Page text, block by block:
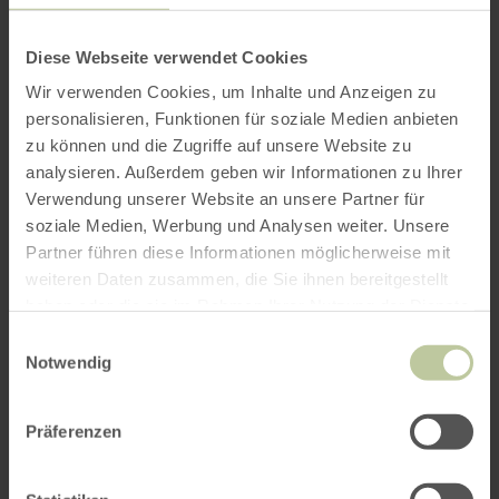
Diese Webseite verwendet Cookies
Wir verwenden Cookies, um Inhalte und Anzeigen zu
personalisieren, Funktionen für soziale Medien anbieten
zu können und die Zugriffe auf unsere Website zu
analysieren. Außerdem geben wir Informationen zu Ihrer
Verwendung unserer Website an unsere Partner für
soziale Medien, Werbung und Analysen weiter. Unsere
Partner führen diese Informationen möglicherweise mit
weiteren Daten zusammen, die Sie ihnen bereitgestellt
Notwendig
Präferenzen
am Wegesrand lüften, etwas über heilende,
giftige und leckere Pflanzen erfahren, die
Spuren der Wildtiere im Nationalpark lesen, die
Neugier auf die Schönheiten der Natur
entwickeln, etwas über das Zusammenspiel der
Naturelemente erfahren oder einfach nur eine
(ent-)spannende Zeit gemeinsam mit der
Familie im Wald verbringen.
vor der Veranstaltung innerhalb der
Servicezeiten ist erforderlich. Bitte melden Sie